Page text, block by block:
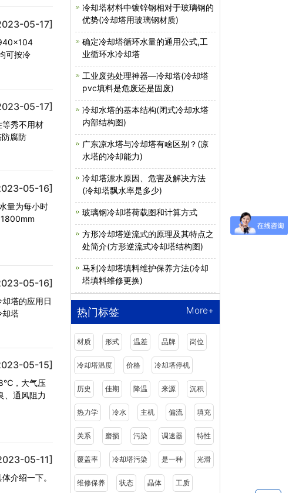
05-17]
可按冷
05-17]
秀不用材
腐防
05-16]
量为每小时
05-16]
塔的应用日
却塔
05-15]
，大气压
通风阻力
05-11]
介绍一下。
冷却塔材料中镀锌钢相对于玻璃钢的
优势(冷却塔用玻璃钢材质)
确定冷却塔循环水量的通用公式,工
业循环水冷却塔
工业废热处理神器—冷却塔(冷却塔
pvc填料是危废还是固废)
冷却水塔的基本结构(闭式冷却水塔
内部结构图)
广东凉水塔与冷却塔有啥区别？(凉
水塔的冷却能力)
冷却塔漂水原因、危害及解决方法
(冷却塔飘水率是多少)
玻璃钢冷却塔荷载图和计算方式
方形冷却塔逆流式的原理及其特点之
处简介(方形逆流式冷却塔结构图)
马利冷却塔填料维护保养方法(冷却
塔填料维修更换)
热门标签 More+
材质 形式 温差 品牌 岗位
冷却塔温度 价格 冷却塔停机
历史 佳期 降温 来源 沉积
热力学 冷水 主机 偏流 填充
关系 磨损 污染 调速器 特性
覆盖率 冷却塔污染 是一种 光滑
维修保养 状态 晶体 工质